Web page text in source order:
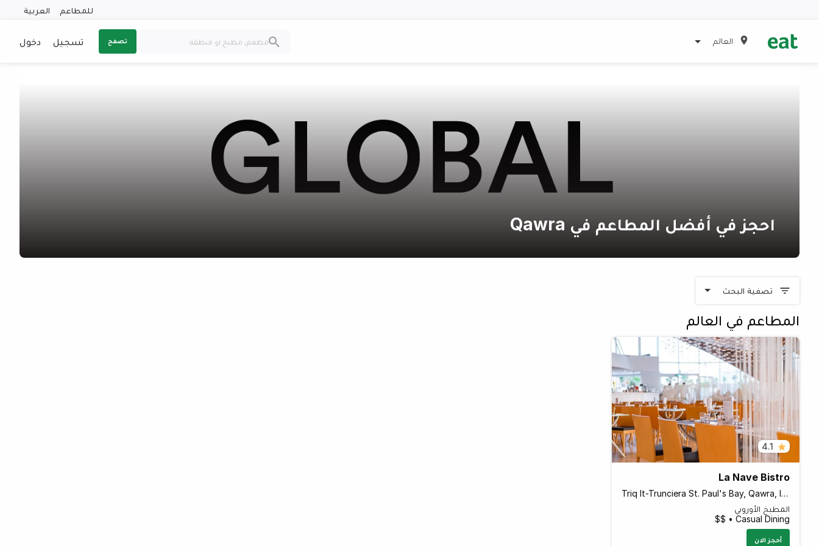
للمطاعم العربية
العالم تصفح تسجيل دخول
احجز في أفضل المطاعم في Qawra
تصفية البحث
المطاعم في العالم
4.1
La Nave Bistro
Triq It-Trunciera St. Paul's Bay, Qawra, Island of Malta SPB 1500 Malta
المطبخ الأوروبي
Casual Dining • $$
أحجز الان